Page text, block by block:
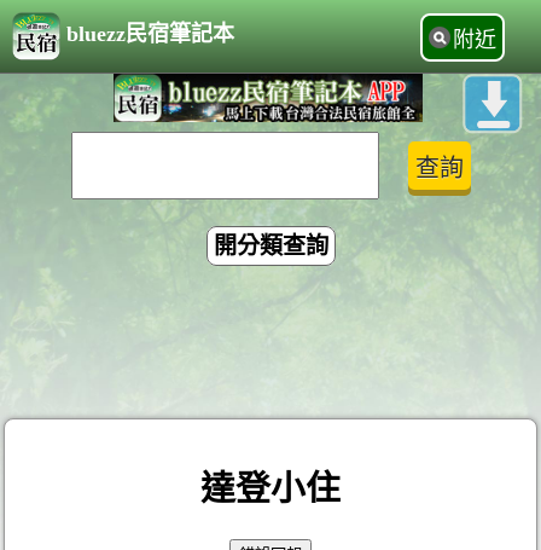
bluezz民宿筆記本 附近
開分類查詢
達登小住